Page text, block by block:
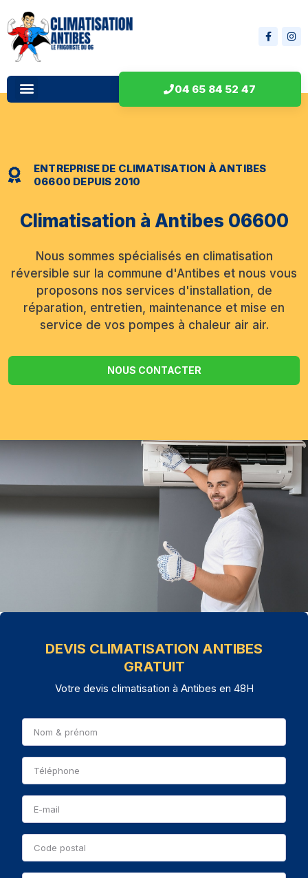
04 65 84 52 47
ENTREPRISE DE CLIMATISATION À ANTIBES
06600 DEPUIS 2010
Climatisation à Antibes 06600
Nous sommes spécialisés en climatisation
réversible sur la commune d'Antibes et nous vous
proposons nos services d'installation, de
réparation, entretien, maintenance et mise en
service de vos pompes à chaleur air air.
NOUS CONTACTER
DEVIS CLIMATISATION ANTIBES
GRATUIT
Votre devis climatisation à Antibes en 48H